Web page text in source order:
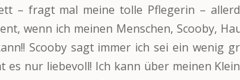
– fragt mal meine tolle Pflegerin –
wenn ich meinen Menschen, Scooby,
Scooby sagt immer ich sei ein wenig
es nur liebevoll! Ich kann über meinen